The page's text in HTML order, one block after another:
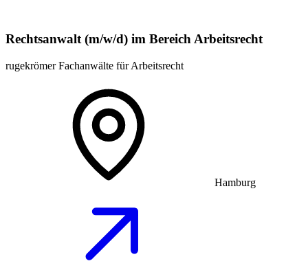
Rechtsanwalt (m/w/d) im Bereich Arbeitsrecht
rugekrömer Fachanwälte für Arbeitsrecht
Hamburg